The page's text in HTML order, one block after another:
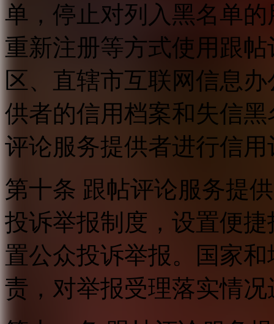
单，停止对列入黑名单
重新注册等方式使用跟
区、直辖市互联网信息
供者的信用档案和失信
评论服务提供者进行信用
第十条 跟帖评论服务提
投诉举报制度，设置便
置公众投诉举报。国家
责，对举报受理落实情